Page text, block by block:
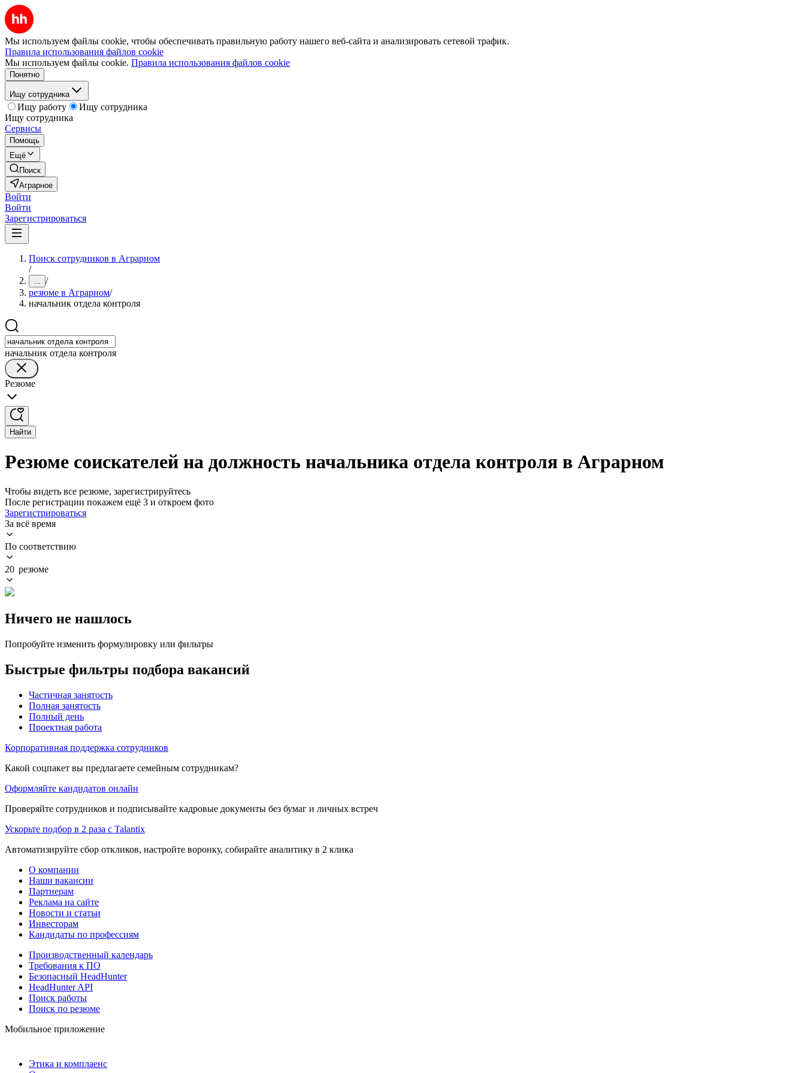
Мы используем файлы cookie, чтобы обеспечивать правильную работу нашего веб-сайта и анализировать сетевой трафик.
Правила использования файлов cookie
Мы используем файлы cookie. Правила использования файлов cookie
Понятно
Ищу сотрудника
Ищу работу
Ищу сотрудника
Ищу сотрудника
Сервисы
Помощь
Ещё
Поиск
Аграрное
Войти
Войти
Зарегистрироваться
Поиск сотрудников в Аграрном
/
... /
резюме в Аграрном/
начальник отдела контроля
начальник отдела контроля
Резюме
Найти
Резюме соискателей на должность начальника отдела контроля в Аграрном
Чтобы видеть все резюме, зарегистрируйтесь
После регистрации покажем ещё 3 и откроем фото
Зарегистрироваться
За всё время
По соответствию
20 резюме
Ничего не нашлось
Попробуйте изменить формулировку или фильтры
Быстрые фильтры подбора вакансий
Частичная занятость
Полная занятость
Полный день
Проектная работа
Корпоративная поддержка сотрудников
Какой соцпакет вы предлагаете семейным сотрудникам?
Оформляйте кандидатов онлайн
Проверяйте сотрудников и подписывайте кадровые документы без бумаг и личных встреч
Ускорьте подбор в 2 раза с Talantix
Автоматизируйте сбор откликов, настройте воронку, собирайте аналитику в 2 клика
О компании
Наши вакансии
Партнерам
Реклама на сайте
Новости и статьи
Инвесторам
Кандидаты по профессиям
Производственный календарь
Требования к ПО
Безопасный HeadHunter
HeadHunter API
Поиск работы
Поиск по резюме
Мобильное приложение
Этика и комплаенс